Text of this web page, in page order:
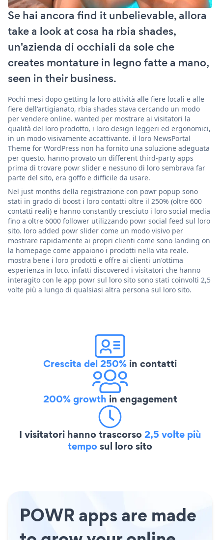
Se hai ancora find it unbelievable, allora
take a look at cosa ha rbia shades,
un'azienda di occhiali da sole che
creates montature in legno fatte a mano,
seen in their business.
Pochi mesi dopo getting la loro attività alle fiere locali e alle
fiere dell'artigianato, rbia shades stava cercando un modo
per vendere online. wanted per mostrare ai visitatori la
qualità del loro prodotto, i loro design leggeri ed ergonomici,
in un modo visivamente accattivante. il loro NewsPortal
Theme for WordPress non ha fornito una soluzione adeguata
per questo. hanno provato un different third-party apps
prima di trovare powr slider e nessuno di loro sembrava far
parte del sito, era goffo e difficile da usare.
Nel just months della registrazione con powr popup sono
stati in grado di boost i loro contatti oltre il 250% (oltre 600
contatti reali) e hanno constantly cresciuto i loro social media
fino a oltre 6000 follower utilizzando powr social feed sul loro
sito. loro added powr slider come un modo visivo per
mostrare rapidamente ai propri clienti come sono landing on
la homepage come appaiono i prodotti nella vita reale.
mostra bene i loro prodotti e offre ai clienti un'ottima
esperienza in loco. infatti discovered i visitatori che hanno
interagito con le app powr sul loro sito sono stati coinvolti 2,5
volte più a lungo di qualsiasi altra persona sul loro sito.
Crescita del 250% in contatti
200% growth in engagement
I visitatori hanno trascorso2,5 volte più
temposul loro sito
POWR apps are made